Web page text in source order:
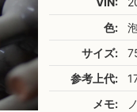
色:
サイズ:
参考上代:
メモ: